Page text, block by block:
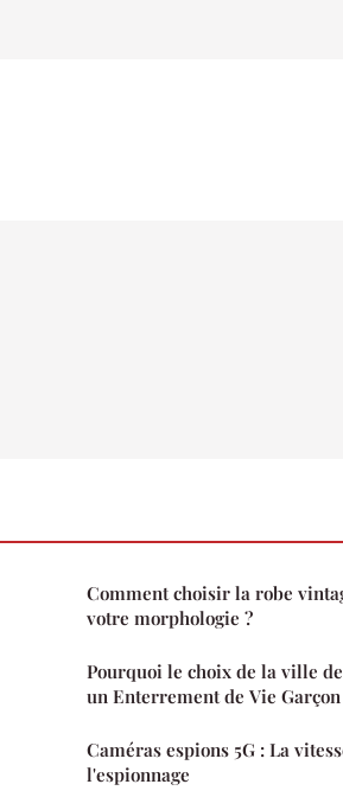
Comment choisir la robe
votre morphologie ?
Pourquoi le choix de la ville
un Enterrement de Vie Garçon
Caméras espions 5G : La
l'espionnage